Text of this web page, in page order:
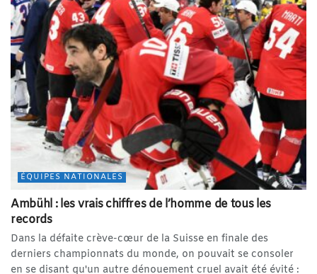
ÉQUIPES NATIONALES
Ambühl : les vrais chiffres de l’homme de tous les
records
Dans la défaite crève-cœur de la Suisse en finale des
derniers championnats du monde, on pouvait se consoler
en se disant qu'un autre dénouement cruel avait été évité :